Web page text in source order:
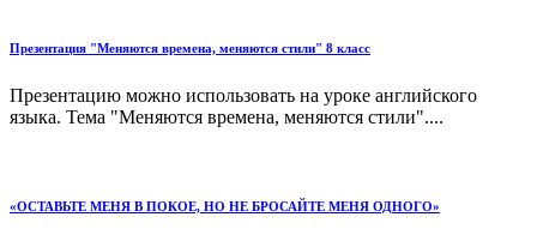
Презентация "Меняются времена, меняются стили" 8 класс
Презентацию можно использовать на уроке английского
языка. Тема "Меняются времена, меняются стили"....
«ОСТАВЬТЕ МЕНЯ В ПОКОЕ, НО НЕ БРОСАЙТЕ МЕНЯ ОДНОГО»